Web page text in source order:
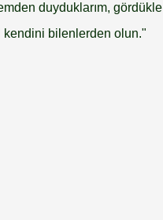
duyduklarım,
kendini bilenlerden olun."